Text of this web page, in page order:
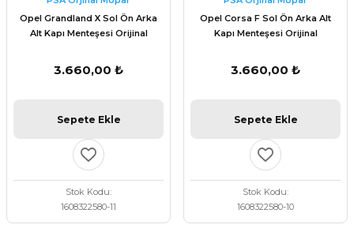
Fren Teli
- Turbo Borusu - Egr - Hava
Şamandıra - Yakıt Hortumu
Takım- Aks - Fren - Direksiyon
Takozu - Amortisör -
- Volan - Vites Kolu+Teli
- Turbo Borusu - Egr - Hava
Fren Teli
- Turbo Borusu - Egr - Hava
Şamandıra - Yakıt Hortumu
- Gaz Fren Teli
- Turbo Borusu - Egr - Hava
Şamandıra - Yakıt Hortumu
Opel Grandland X Sol Ön Arka
Alt Kapı Menteşesi Orijinal
3.660,00 ₺
Sepete Ekle
Stok Kodu
1608322580-11
Opel Corsa F Sol Ön Arka Alt
Kapı Menteşesi Orijinal
3.660,00 ₺
Sepete Ekle
Stok Kodu
1608322580-10